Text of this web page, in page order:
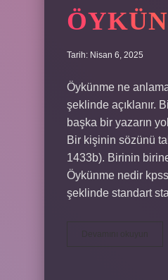
Tarih: Nisan 6, 2025
Öykünme ne
şeklinde açıklanır.
başka bir yazarın
Bir kişinin sözünü
1433b). Birinin
Öykünme nedir
şeklinde standart